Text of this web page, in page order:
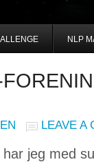
NLP
LEAVE A
har jeg med